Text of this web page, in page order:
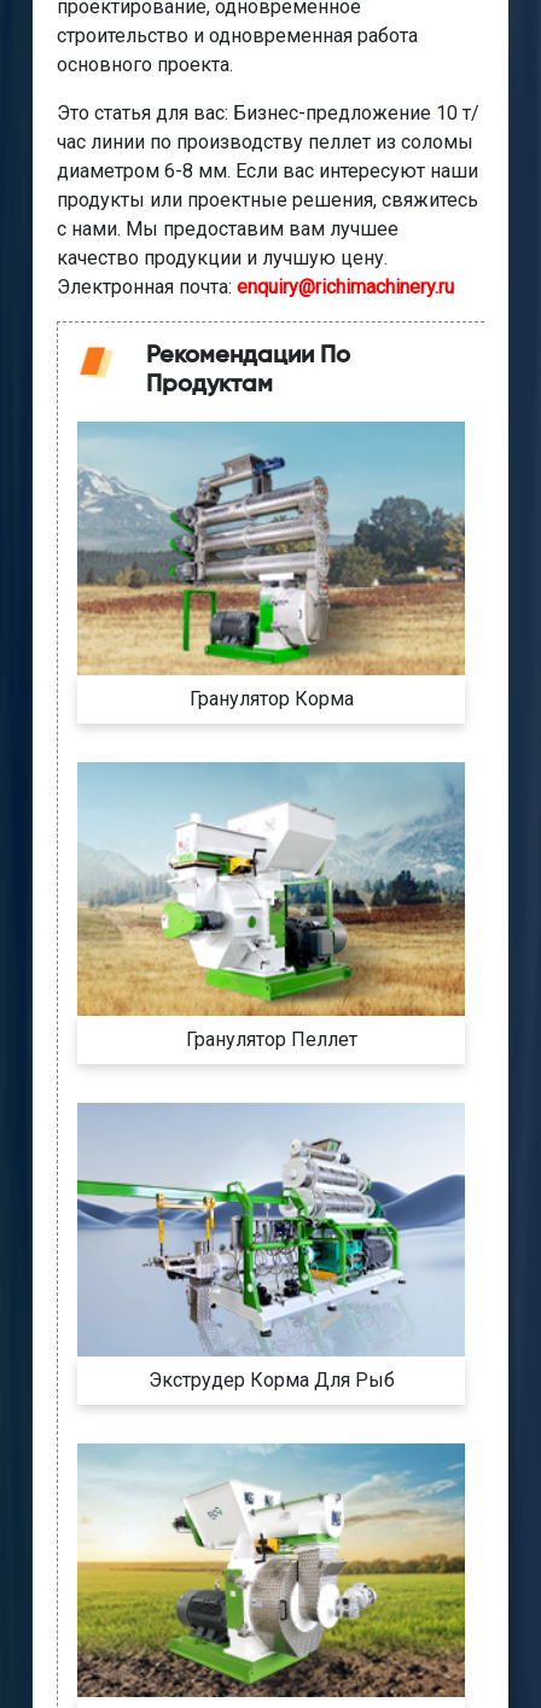
проектирование, одновременное
строительство и одновременная работа
основного проекта.
Это статья для вас: Бизнес-предложение 10 т/
час линии по производству пеллет из соломы
диаметром 6-8 мм. Если вас интересуют наши
продукты или проектные решения, свяжитесь
с нами. Мы предоставим вам лучшее
качество продукции и лучшую цену.
Электронная почта: enquiry@richimachinery.ru
Рекомендации По
Продуктам
Гранулятор Корма
Гранулятор Пеллет
Экструдер Корма Для Рыб